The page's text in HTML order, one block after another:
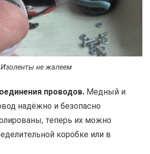
Изоленты не жалеем
проводов. Медный и
надёжно и безопасно
теперь их можно
коробке или в